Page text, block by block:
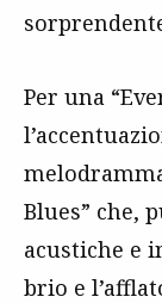
Per una
Blues” che,
acustiche e
brio e